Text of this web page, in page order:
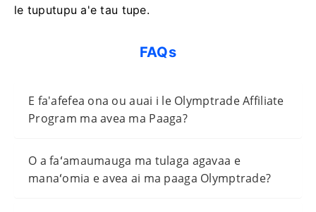
le tuputupu a'e tau tupe.
FAQs
E fa'afefea ona ou auai i le Olymptrade Affiliate
Program ma avea ma Paaga?
O a faʻamaumauga ma tulaga agavaa e
manaʻomia e avea ai ma paaga Olymptrade?